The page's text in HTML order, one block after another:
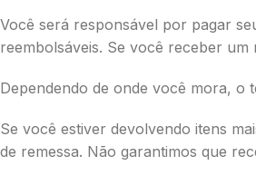
Você será responsável por pagar
reembolsáveis. Se você receber
Dependendo de onde você mora,
Se você estiver devolvendo itens
de remessa. Não garantimos que